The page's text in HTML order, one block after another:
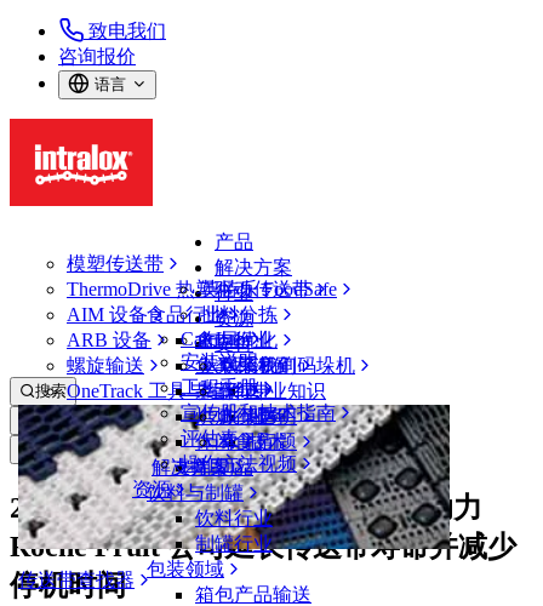
致电我们
咨询报价
语言
产品
模塑传送带
ThermoDrive 热塑驱动传送带
AIM 设备
ARB 设备
螺旋输送
OneTrack 工具与组件
传送带查找器
解决方案
英特乐 FoodSafe
批料分拣
布局优化
从包装机到码垛机
专业知识
服务
技术
解决方案
行业
食品行业
禽肉行业
鱼类和海鲜
果蔬行业
烘焙行业
休闲食品
乳制品
饮料与制罐
饮料行业
制罐行业
包装领域
箱包产品输送
资源
CalcLab
安装说明
工程手册
宣传册和技术指南
评估表
操作方法视频
资源
支持
联系我们
保证
政策声明
常见问题
支持
搜索
打开菜单
新闻&媒体
2400 系列重载边缘转弯型传送带助力
Roche Fruit 公司延长传送带寿命并减少
停机时间